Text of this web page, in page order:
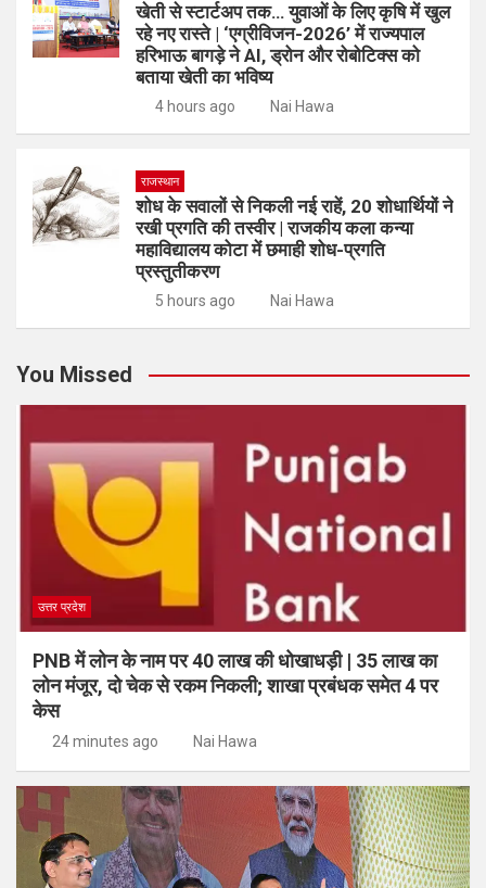
खेती से स्टार्टअप तक… युवाओं के लिए कृषि में खुल
रहे नए रास्ते | ‘एग्रीविजन-2026’ में राज्यपाल
हरिभाऊ बागड़े ने AI, ड्रोन और रोबोटिक्स को
बताया खेती का भविष्य
4 hours ago Nai Hawa
राजस्थान
शोध के सवालों से निकली नई राहें, 20 शोधार्थियों ने
रखी प्रगति की तस्वीर | राजकीय कला कन्या
महाविद्यालय कोटा में छमाही शोध-प्रगति
प्रस्तुतीकरण
5 hours ago Nai Hawa
You Missed
उत्तर प्रदेश
PNB में लोन के नाम पर 40 लाख की धोखाधड़ी | 35 लाख का
लोन मंजूर, दो चेक से रकम निकली; शाखा प्रबंधक समेत 4 पर
केस
24 minutes ago Nai Hawa